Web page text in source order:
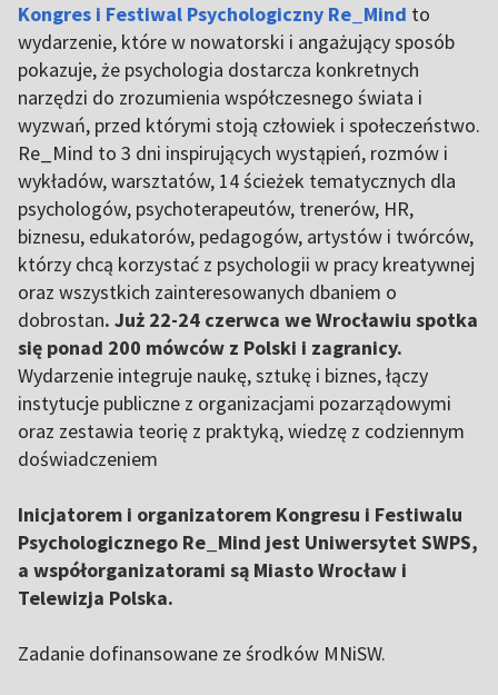
Kongres i Festiwal Psychologiczny Re_Mind to
wydarzenie, które w nowatorski i angażujący sposób
pokazuje, że psychologia dostarcza konkretnych
narzędzi do zrozumienia współczesnego świata i
wyzwań, przed którymi stoją człowiek i społeczeństwo.
Re_Mind to 3 dni inspirujących wystąpień, rozmów i
wykładów, warsztatów, 14 ścieżek tematycznych dla
psychologów, psychoterapeutów, trenerów, HR,
biznesu, edukatorów, pedagogów, artystów i twórców,
którzy chcą korzystać z psychologii w pracy kreatywnej
oraz wszystkich zainteresowanych dbaniem o
dobrostan. Już 22-24 czerwca we Wrocławiu spotka
się ponad 200 mówców z Polski i zagranicy.
Wydarzenie integruje naukę, sztukę i biznes, łączy
instytucje publiczne z organizacjami pozarządowymi
oraz zestawia teorię z praktyką, wiedzę z codziennym
doświadczeniem
Inicjatorem i organizatorem Kongresu i Festiwalu
Psychologicznego Re_Mind jest Uniwersytet SWPS,
a współorganizatorami są Miasto Wrocław i
Telewizja Polska.
Zadanie dofinansowane ze środków MNiSW.